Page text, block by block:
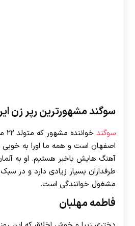
سوگند مشهورترین رپر زن
سوگند
اصفهان است و همه ما اورا به
آهنگ هایش باخبر هستیم. او به
طرفداران بسیار زیادی دارد و در
مشغول خوانندگی است.
فاطمه مهلبان